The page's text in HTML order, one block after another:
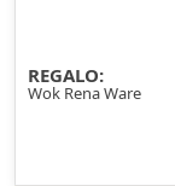
REGALO:
Wok Rena Ware